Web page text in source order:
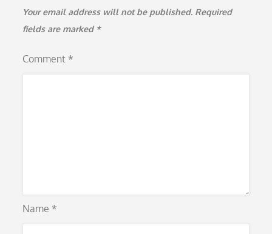
Your email address will not be published. Required
fields are marked *
Comment *
Name *